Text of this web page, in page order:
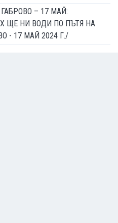
– 17 МАЙ:
ЩЕ НИ ВОДИ ПО ПЪТЯ НА
- 17 МАЙ 2024 Г./